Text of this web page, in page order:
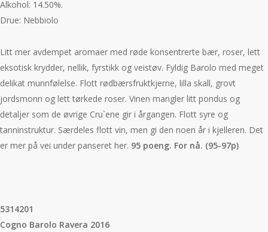
Alkohol: 14.50%.
Drue: Nebbiolo
Litt mer avdempet aromaer med røde konsentrerte bær, roser, lett
eksotisk krydder, nellik, fyrstikk og veistøv. Fyldig Barolo med meget
delikat munnfølelse. Flott rødbærsfruktkjerne, lilla skall, grovt
jordsmonn og lett tørkede roser. Vinen mangler litt pondus og
detaljer som de øvrige Cru`ene gir i årgangen. Flott syre og
tanninstruktur. Særdeles flott vin, men gi den noen år i kjelleren. Det
er mer på vei under panseret her. 95 poeng. For nå. (95-97p)
5314201
Cogno Barolo Ravera 2016